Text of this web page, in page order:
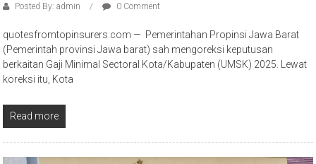
Posted By: admin 0 Comment
quotesfromtopinsurers.com — Pemerintahan Propinsi Jawa Barat
(Pemerintah provinsi Jawa barat) sah mengoreksi keputusan
berkaitan Gaji Minimal Sectoral Kota/Kabupaten (UMSK) 2025. Lewat
koreksi itu, Kota
Read more